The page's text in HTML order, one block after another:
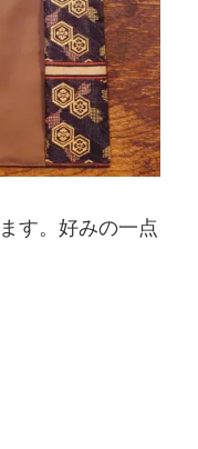
す。好みの一点